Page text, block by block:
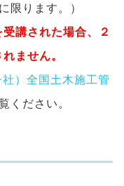
限ります。）
講された場合、２
ません。
社）全国土木施工管
ください。